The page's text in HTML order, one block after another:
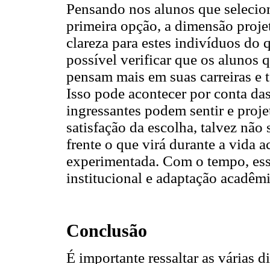
Pensando nos alunos que
primeira opção, a dimensão
clareza para estes indivíduos do
possível verificar que os alunos
pensam mais em suas carreiras
Isso pode acontecer por conta
ingressantes podem sentir e
satisfação da escolha, talvez
frente o que virá durante a vida
experimentada. Com o tempo,
institucional e adaptação
Conclusão
É importante ressaltar as várias